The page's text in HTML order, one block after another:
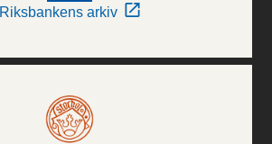
Riksbankens arkiv